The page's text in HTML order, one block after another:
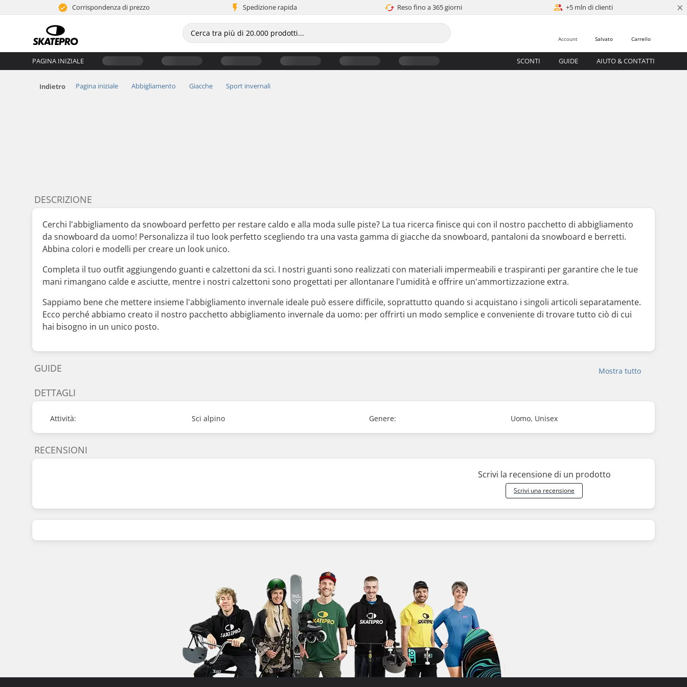
Corrispondenza di prezzo Spedizione rapida Reso fino a 365 giorni +5 mln di clienti ×
Carrello
Salvato
Account
PAGINA INIZIALE SCONTI GUIDE AIUTO & CONTATTI
Indietro Pagina iniziale Abbigliamento Giacche Sport invernali
DESCRIZIONE
Cerchi l'abbigliamento da snowboard perfetto per restare caldo e alla moda sulle piste? La tua ricerca finisce qui con il nostro pacchetto di abbigliamento
da snowboard da uomo! Personalizza il tuo look perfetto scegliendo tra una vasta gamma di giacche da snowboard, pantaloni da snowboard e berretti.
Abbina colori e modelli per creare un look unico.
Completa il tuo outfit aggiungendo guanti e calzettoni da sci. I nostri guanti sono realizzati con materiali impermeabili e traspiranti per garantire che le tue
mani rimangano calde e asciutte, mentre i nostri calzettoni sono progettati per allontanare l'umidità e offrire un'ammortizzazione extra.
Sappiamo bene che mettere insieme l'abbigliamento invernale ideale può essere difficile, soprattutto quando si acquistano i singoli articoli separatamente.
Ecco perché abbiamo creato il nostro pacchetto abbigliamento invernale da uomo: per offrirti un modo semplice e conveniente di trovare tutto ciò di cui
hai bisogno in un unico posto.
Mostra tutto
GUIDE
DETTAGLI
Attività: Sci alpino Genere: Uomo, Unisex
RECENSIONI
Scrivi la recensione di un prodotto
Scrivi una recensione